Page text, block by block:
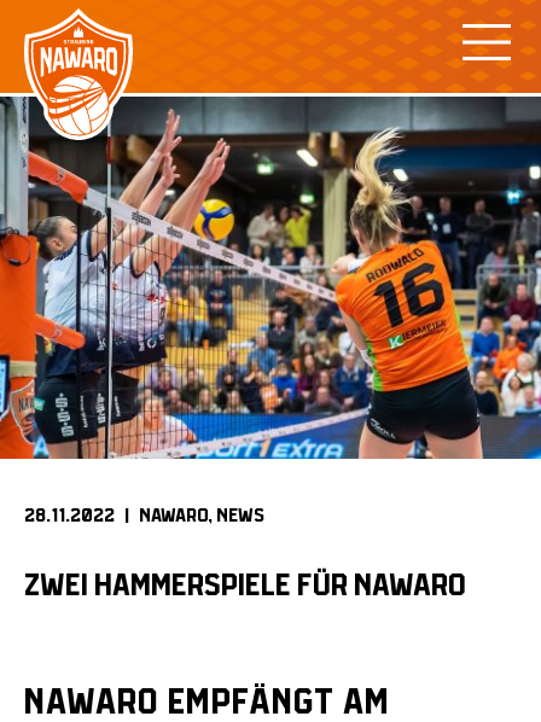
content
28.11.2022 | NAWARO NEWS
ZWEI HAMMERSPIELE FÜR NAWARO
NawaRo empfängt am